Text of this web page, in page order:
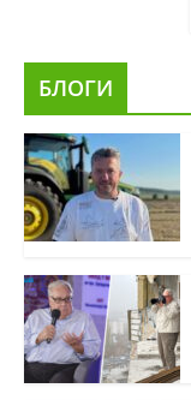
БЛОГИ